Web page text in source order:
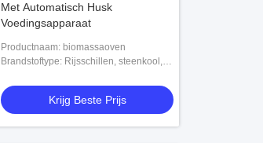
Met Automatisch Husk
Voedingsapparaat
Productnaam: biomassaoven
Brandstoftype: Rijsschillen, steenkool,
Krijg Beste Prijs